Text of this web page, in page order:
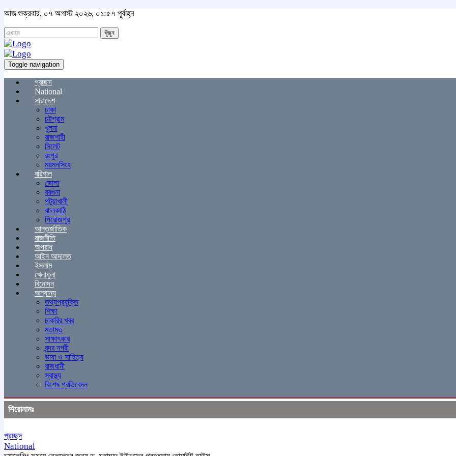
আজ শুক্রবার, ০৭ অগাস্ট ২০২৬, ০১:৫৭ পূর্বাহ্ন
খুঁজুন
Toggle navigation
প্রচ্ছদ
National
সারাদেশ
ঢাকা
চট্টগ্রাম
খুলনা
রাজশাহী
সিলেট
রংপুর
ময়মনসিংহ
বরিশাল
ভোলা
বরগুনা
পটুয়াখালী
ঝালকাঠি
পিরোজপুর
আন্তর্জাতিক
রাজনীতি
অপরাধ
আইন আদালত
ইসলাম
খেলাধুলা
বিনোদন
অন্যান্য
তথ্যপ্রযুক্তি
শিক্ষা
চাকরির খবর
মতামত
সাক্ষাৎকার
বন্দর নগরী
ভাষা ও সাহিত্য
রাজধানী
স্বাস্থ্য
বিশেষ প্রতিবেদন
শিরোনামঃ
প্রচ্ছদ
National